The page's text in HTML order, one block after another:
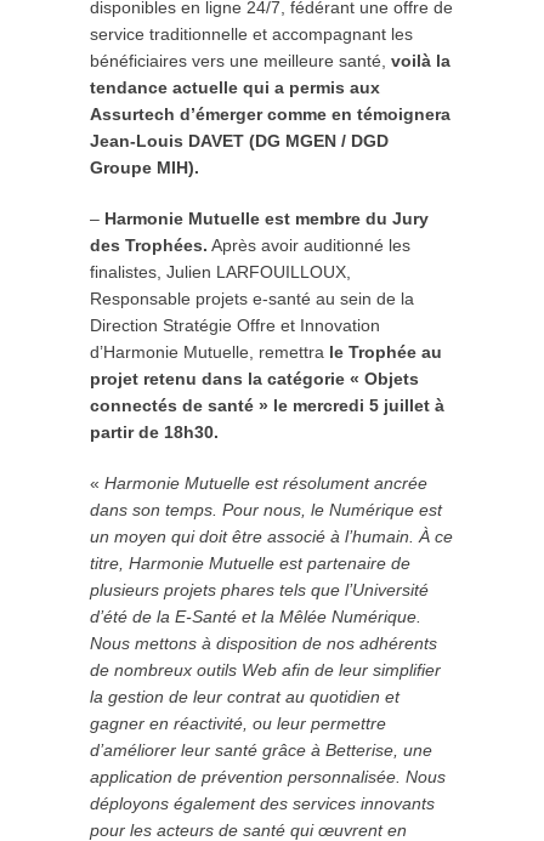
disponibles en ligne 24/7, fédérant une offre de
service traditionnelle et accompagnant les
bénéficiaires vers une meilleure santé, voilà la
tendance actuelle qui a permis aux
Assurtech d’émerger comme en témoignera
Jean-Louis DAVET (DG MGEN / DGD
Groupe MIH).
– Harmonie Mutuelle est membre du Jury
des Trophées. Après avoir auditionné les
finalistes, Julien LARFOUILLOUX,
Responsable projets e-santé au sein de la
Direction Stratégie Offre et Innovation
d’Harmonie Mutuelle, remettra le Trophée au
projet retenu dans la catégorie « Objets
connectés de santé » le mercredi 5 juillet à
partir de 18h30.
« Harmonie Mutuelle est résolument ancrée
dans son temps. Pour nous, le Numérique est
un moyen qui doit être associé à l’humain. À ce
titre, Harmonie Mutuelle est partenaire de
plusieurs projets phares tels que l’Université
d’été de la E-Santé et la Mêlée Numérique.
Nous mettons à disposition de nos adhérents
de nombreux outils Web afin de leur simplifier
la gestion de leur contrat au quotidien et
gagner en réactivité, ou leur permettre
d’améliorer leur santé grâce à Betterise, une
application de prévention personnalisée. Nous
déployons également des services innovants
pour les acteurs de santé qui œuvrent en